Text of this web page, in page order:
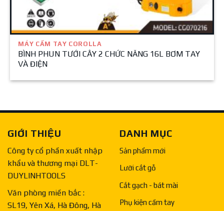
MÁY CẦM TAY COROLLA
BÌNH PHUN TƯỚI CÂY 2 CHỨC NĂNG 16L BƠM TAY
VÀ ĐIỆN
GIỚI THIỆU
Công ty cổ phần xuất nhập
khẩu và thương mại DLT-
DUYLINHTOOLS
Văn phòng miền bắc :
SL19, Yên Xá, Hà Đông, Hà
DANH MỤC
Sản phẩm mới
Lưỡi cắt gỗ
Cắt gạch - bát mài
Phụ kiện cầm tay